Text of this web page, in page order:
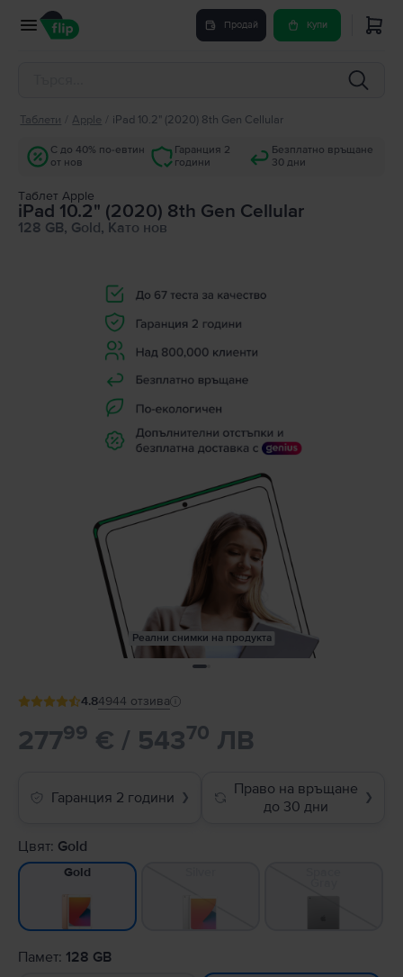
Продай Купи
Таблети Apple iPad 10.2" (2020) 8th Gen Cellular
С до 40% по-евтин
от нов
Гаранция 2
години
Безплатно връщане
30 дни
Tаблет Apple
iPad 10.2" (2020) 8th Gen Cellular
128 GB, Gold, Като нов
Реални снимки на продукта
4.84944 отзива
27799 € / 54370 ЛВ
Гаранция 2 години ❯
Право на връщане
до 30 дни
❯
Цвят: Gold
Gold
Памет: 128 GB